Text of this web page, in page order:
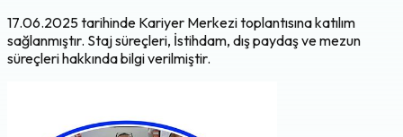
17.06.2025 tarihinde Kariyer Merkezi toplantısına katılım
sağlanmıştır. Staj süreçleri, İstihdam, dış paydaş ve mezun
süreçleri hakkında bilgi verilmiştir.